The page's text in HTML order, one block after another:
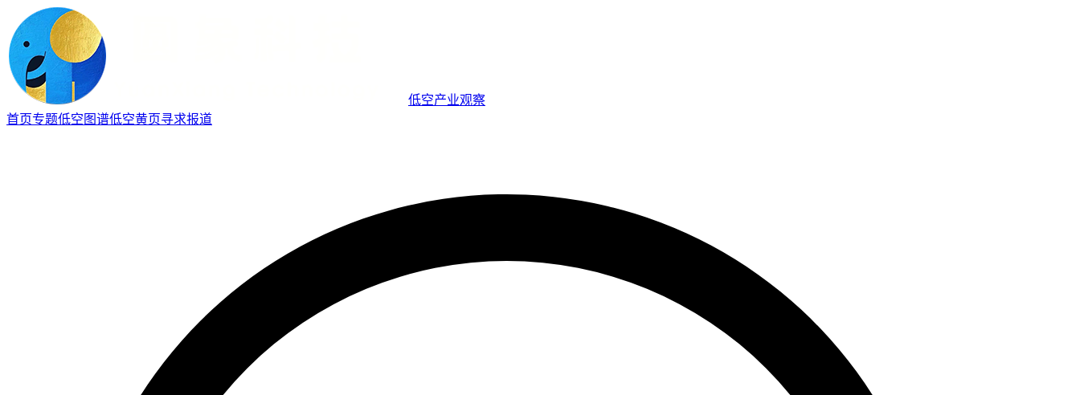
低空产业观察
首页专题低空图谱低空黄页寻求报道